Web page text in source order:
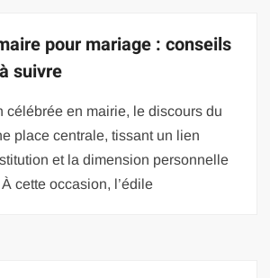
pour mariage : conseils
suivre
célébrée en mairie, le discours du
place centrale, tissant un lien
et la dimension personnelle
cette occasion, l’édile